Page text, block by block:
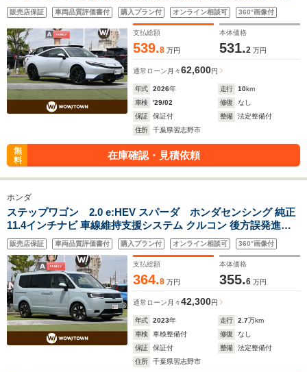
クカメラ 本革 ホンダセンシング ETC BSI ワイヤレス充電 プラ
ズマクラスター 前席シートヒーター
販売店保証 車両品質評価書付 購入プラン付 オンライン相談可 360°画像付
支払総額
539.8 万円
本体価格
531.2 万円
通常ローン 月々62,600円
年式 2026年 走行 10km
車検
'29/02 修復
なし
保証
保証付 整備
法定整備付
住所
千葉県習志野市
無
料
在庫確認・見積依頼
ホンダ
ステップワゴン 2.0 e:HEV スパーダ ホンダセンシング 純正
11.4インチナビ 車線維持支援システム クルコン 後方誤発進抑
制機能 誤発進抑制機能 両側パワースライドドア 地デジTV DVD
CD Bluetooth マルチビューカメラシステム ETC 純正16インチ
AW
販売店保証 車両品質評価書付 購入プラン付 オンライン相談可 360°画像付
支払総額
364.8 万円
本体価格
355.6 万円
通常ローン 月々42,300円
年式 2023年 走行 2.7万km
車検
車検整備付 修復
なし
保証
保証付 整備
法定整備付
住所
千葉県習志野市